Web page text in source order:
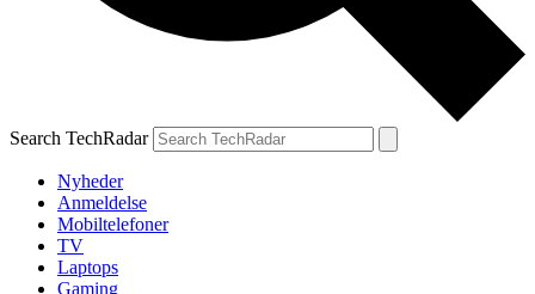
Search TechRadar
Nyheder
Anmeldelse
Mobiltelefoner
TV
Laptops
Gaming